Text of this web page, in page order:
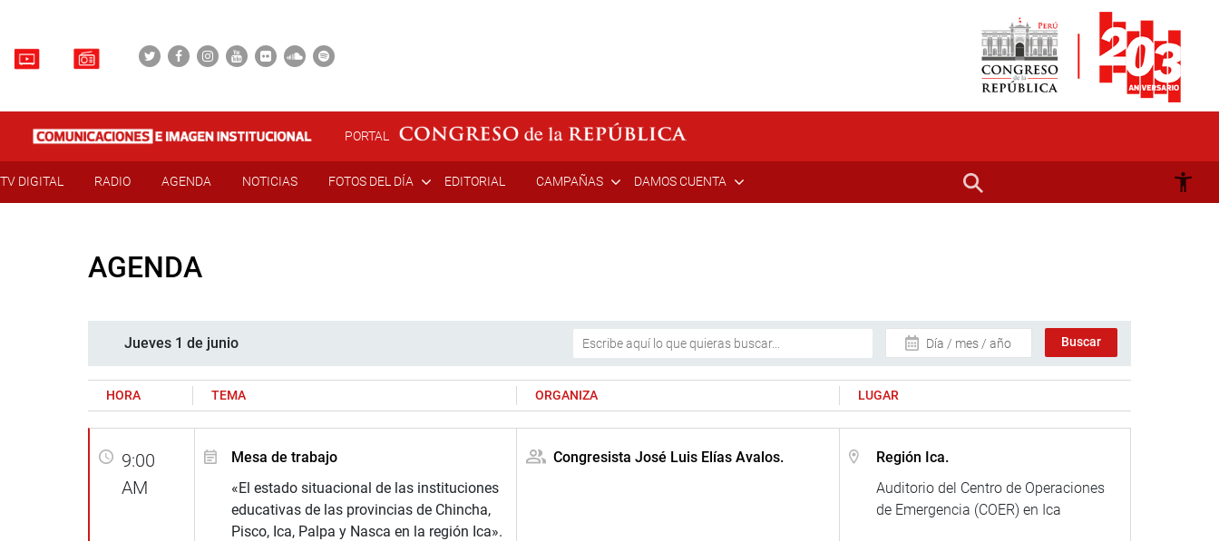
PORTAL
TV DIGITAL RADIO AGENDA NOTICIAS FOTOS DEL DÍA EDITORIAL CAMPAÑAS DAMOS CUENTA
AGENDA
Jueves 1 de junio Día / mes / año
HORA TEMA ORGANIZA LUGAR
9:00
AM
Mesa de trabajo
«El estado situacional de las instituciones
educativas de las provincias de Chincha,
Pisco, Ica, Palpa y Nasca en la región Ica».
Congresista José Luis Elías Avalos.
Región Ica.
Auditorio del Centro de Operaciones
de Emergencia (COER) en Ica